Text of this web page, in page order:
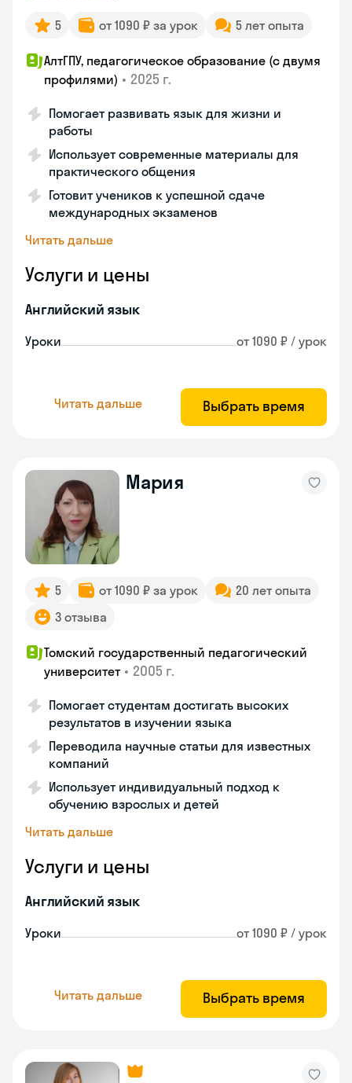
5 от 1090 ₽ за урок 5 лет опыта
АлтГПУ, педагогическое образование (с двумя
профилями) • 2025 г.
Помогает развивать язык для жизни и
работы
Использует современные материалы для
практического общения
Готовит учеников к успешной сдаче
международных экзаменов
Читать дальше
Услуги и цены
Английский язык
Уроки от 1090 ₽ / урок
Читать дальше Выбрать время
Мария
5 от 1090 ₽ за урок
20 лет опыта
3 отзыва
Томский государственный педагогический
университет • 2005 г.
Помогает студентам достигать высоких
результатов в изучении языка
Переводила научные статьи для известных
компаний
Использует индивидуальный подход к
обучению взрослых и детей
Читать дальше
Услуги и цены
Английский язык
Уроки от 1090 ₽ / урок
Читать дальше Выбрать время